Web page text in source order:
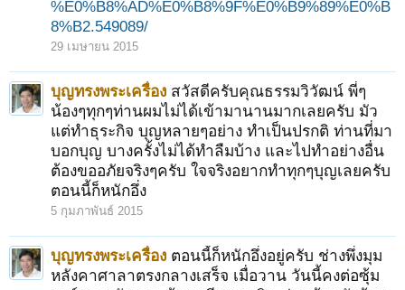
%E0%B8%AD%E0%B8%9F%E0%B9%89%E0%B
8%B2.549089/
29 เมษายน 2015
บุญทรงพระเครื่อง สวัสดีครับคุณธรรมวิวัฒน์ พี่ๆ
น้องๆทุกๆท่านผมไม่ได้เข้ามานานมากเลยครับ มัว
แต่ทำธุระกิจ บุญหลายๆอย่าง ทำเป็นปรกติ ท่านที่มา
บอกบุญ บางครั้งไม่ได้ทำลืมบ้าง และไปทำอย่างอื่น
ต้องขออภัยจริงๆครับ ใจจริงอยากทำทุกๆบุญเลยครับ
ตอนนี้ก็หนักอึ่ง
5 กุมภาพันธ์ 2015
บุญทรงพระเครื่อง ตอนนี้ก็หนักอึ่งอยู่ครับ ช่างพึ่งมุม
หลังคาศาลาตรงกลางเสร็จ เมื่อวาน วันนี้คงต่อซุ้ม